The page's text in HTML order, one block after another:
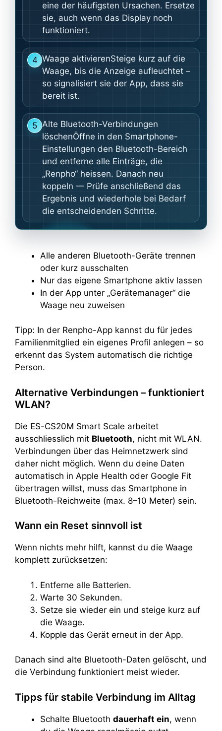
eine der häufigsten Ursachen. Ersetze
sie, auch wenn das Display noch
funktioniert.
4 Waage aktivierenSteige kurz auf die
Waage, bis die Anzeige aufleuchtet –
so signalisiert sie der App, dass sie
bereit ist.
5 Alte Bluetooth-Verbindungen
löschenÖffne in den Smartphone-
Einstellungen den Bluetooth-Bereich
und entferne alle Einträge, die
„Renpho“ heissen. Danach neu
koppeln — Prüfe anschließend das
Ergebnis und wiederhole bei Bedarf
die entscheidenden Schritte.
Alle anderen Bluetooth-Geräte trennen
oder kurz ausschalten
Nur das eigene Smartphone aktiv lassen
In der App unter „Gerätemanager“ die
Waage neu zuweisen
Tipp: In der Renpho-App kannst du für jedes
Familienmitglied ein eigenes Profil anlegen – so
erkennt das System automatisch die richtige
Person.
Alternative Verbindungen – funktioniert
WLAN?
Die ES-CS20M Smart Scale arbeitet
ausschliesslich mit Bluetooth, nicht mit WLAN.
Verbindungen über das Heimnetzwerk sind
daher nicht möglich. Wenn du deine Daten
automatisch in Apple Health oder Google Fit
übertragen willst, muss das Smartphone in
Bluetooth-Reichweite (max. 8–10 Meter) sein.
Wann ein Reset sinnvoll ist
Wenn nichts mehr hilft, kannst du die Waage
komplett zurücksetzen:
Entferne alle Batterien.
Warte 30 Sekunden.
Setze sie wieder ein und steige kurz auf
die Waage.
Kopple das Gerät erneut in der App.
Danach sind alte Bluetooth-Daten gelöscht, und
die Verbindung funktioniert meist wieder.
Tipps für stabile Verbindung im Alltag
Schalte Bluetooth dauerhaft ein, wenn